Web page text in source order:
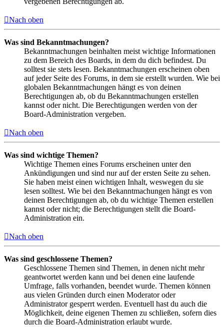
Nach oben
Was sind Bekanntmachungen?
Bekanntmachungen beinhalten meist wichtige Informationen
zu dem Bereich des Boards, in dem du dich befindest. Du
solltest sie stets lesen. Bekanntmachungen erscheinen oben
auf jeder Seite des Forums, in dem sie erstellt wurden. Wie bei
globalen Bekanntmachungen hängt es von deinen
Berechtigungen ab, ob du Bekanntmachungen erstellen
kannst oder nicht. Die Berechtigungen werden von der
Board-Administration vergeben.
Nach oben
Was sind wichtige Themen?
Wichtige Themen eines Forums erscheinen unter den
Ankündigungen und sind nur auf der ersten Seite zu sehen.
Sie haben meist einen wichtigen Inhalt, weswegen du sie
lesen solltest. Wie bei den Bekanntmachungen hängt es von
deinen Berechtigungen ab, ob du wichtige Themen erstellen
kannst oder nicht; die Berechtigungen stellt die Board-
Administration ein.
Nach oben
Was sind geschlossene Themen?
Geschlossene Themen sind Themen, in denen nicht mehr
geantwortet werden kann und bei denen eine laufende
Umfrage, falls vorhanden, beendet wurde. Themen können
aus vielen Gründen durch einen Moderator oder
Administrator gesperrt werden. Eventuell hast du auch die
Möglichkeit, deine eigenen Themen zu schließen, sofern dies
durch die Board-Administration erlaubt wurde.